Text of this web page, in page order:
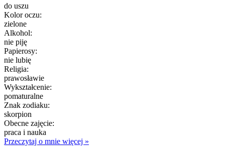
do uszu
Kolor oczu:
zielone
Alkohol:
nie piję
Papierosy:
nie lubię
Religia:
prawosławie
Wykształcenie:
pomaturalne
Znak zodiaku:
skorpion
Obecne zajęcie:
praca i nauka
Przeczytaj o mnie więcej »